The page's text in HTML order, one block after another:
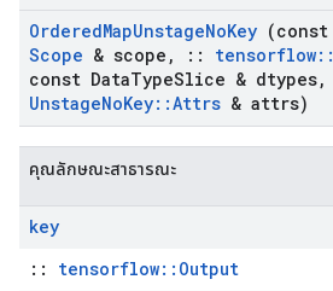
OrderedMapUnstageNoKey (const
Scope & scope , :: tensorflow::
const DataTypeSlice & dtypes,
UnstageNoKey::Attrs & attrs)
คุณลักษณะสาธารณะ
key
:: tensorflow::Output